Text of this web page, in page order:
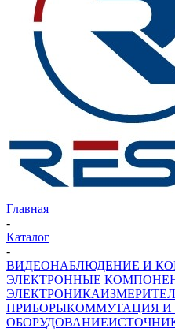
Главная
-
Каталог
-
ВИДЕОНАБЛЮДЕНИЕ И
ЭЛЕКТРОННЫЕ
ЭЛЕКТРОНИКА
ПРИБОРЫКОММУТАЦИЯ И
ОБОРУДОВАНИЕ